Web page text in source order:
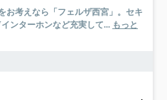
お考えなら「フェルザ西宮」。セキ
ンターホンなど充実して... もっと